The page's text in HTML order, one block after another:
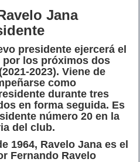
Jana
presidente ejercerá el
por los próximos dos
2023). Viene de
como
durante tres
en forma seguida. Es
número 20 en la
del club.
1964, Ravelo Jana es el
Fernando Ravelo